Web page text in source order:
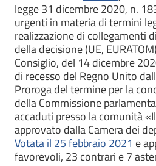
legge 31 dicembre 2020, n.
urgenti in materia di termini
realizzazione di collegamenti
della decisione (UE,
Consiglio, del 14 dicembre
di recesso del Regno Unito
Proroga del termine per la
della Commissione
accaduti presso la comunità
approvato dalla Camera dei
Votata il 25 febbraio 2021 e
favorevoli, 23 contrari e 7